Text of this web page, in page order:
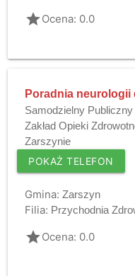
gradeOcena: 0.0
Poradnia neurologii
Samodzielny
Zakład Opieki
Zarszynie
POKAŻ TELEFON
Gmina: Zarszyn
Filia: Przychodnia
gradeOcena: 0.0